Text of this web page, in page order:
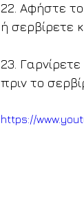
22. Αφήστε
ή σερβίρετε
23.
πριν το
https://